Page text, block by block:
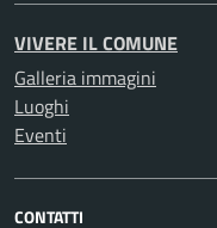
VIVERE IL COMUNE
Galleria immagini
Luoghi
Eventi
CONTATTI